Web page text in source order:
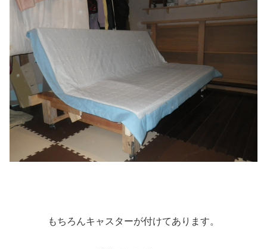
もちろんキャスターが付けてあります。